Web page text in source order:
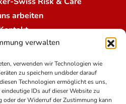
verwalten
verwenden wir Technologien wie
zu speichern und/oder darauf
Technologien ermöglicht es uns,
IDs auf dieser Website zu
der Widerruf der Zustimmung kann
arbeiten